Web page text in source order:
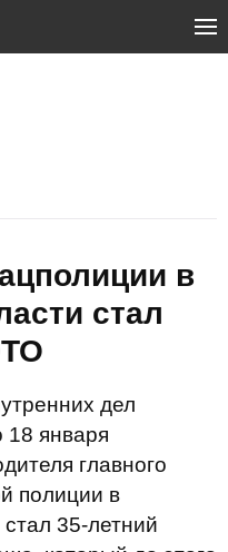
в
стал
дел
18 января
главного
полиции в
35-летний